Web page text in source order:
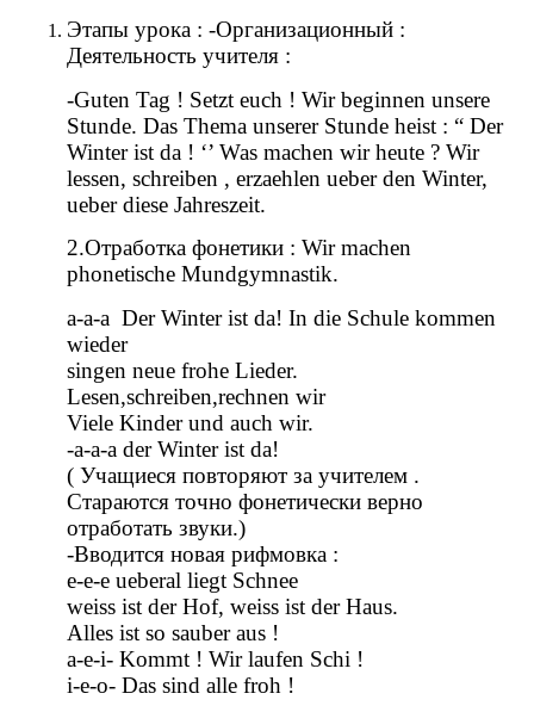
Этапы урока : -Организационный :
Деятельность учителя :
-Guten Tag ! Setzt euch ! Wir beginnen unsere
Stunde. Das Thema unserer Stunde heist : “ Der
Winter ist da ! ‘’ Was machen wir heute ? Wir
lessen, schreiben , erzaehlen ueber den Winter,
ueber diese Jahreszeit.
2.Отработка фонетики : Wir machen
phonetische Mundgymnastik.
a-a-a Der Winter ist da! In die Schule kommen
wieder
singen neue frohe Lieder.
Lesen,schreiben,rechnen wir
Viele Kinder und auch wir.
-a-a-a der Winter ist da!
( Учащиеся повторяют за учителем .
Стараются точно фонетически верно
отработать звуки.)
-Вводится новая рифмовка :
e-e-e ueberal liegt Schnee
weiss ist der Hof, weiss ist der Haus.
Alles ist so sauber aus !
a-e-i- Kommt ! Wir laufen Schi !
i-e-o- Das sind alle froh !